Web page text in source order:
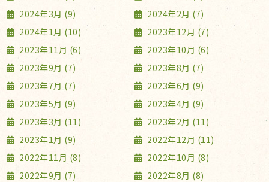
2024年3月 (9)
2024年2月 (7)
2024年1月 (10)
2023年12月 (7)
2023年11月 (6)
2023年10月 (6)
2023年9月 (7)
2023年8月 (7)
2023年7月 (7)
2023年6月 (9)
2023年5月 (9)
2023年4月 (9)
2023年3月 (11)
2023年2月 (11)
2023年1月 (9)
2022年12月 (11)
2022年11月 (8)
2022年10月 (8)
2022年9月 (7)
2022年8月 (8)